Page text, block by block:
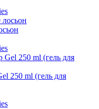
250 ml (гель для